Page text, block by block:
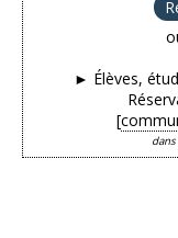
► Élèves,
[